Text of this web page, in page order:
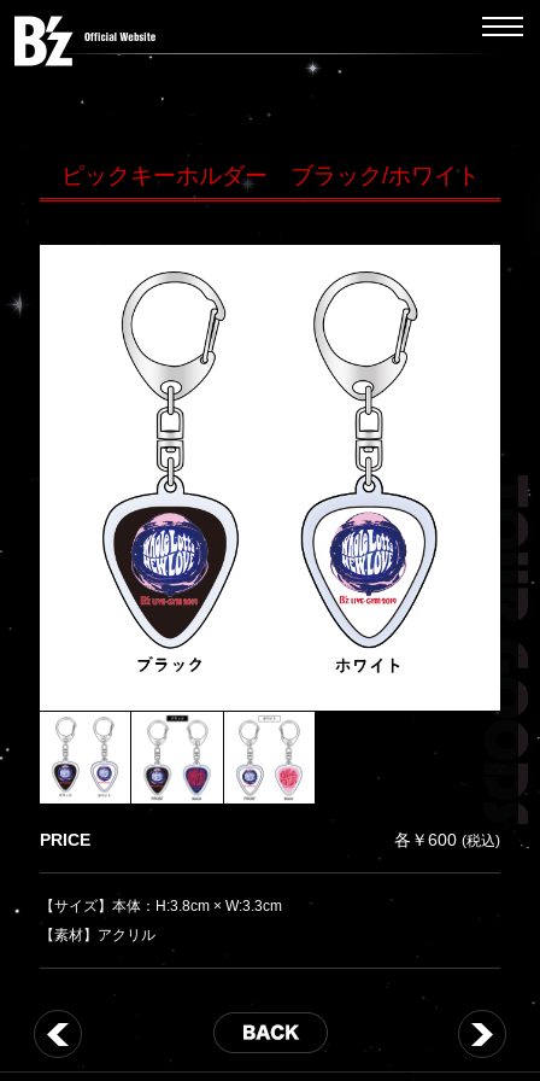
ピックキーホルダー ブラック/ホワイト
PRICE 各￥600(税込)
【サイズ】本体：H:3.8cm × W:3.3cm
【素材】アクリル